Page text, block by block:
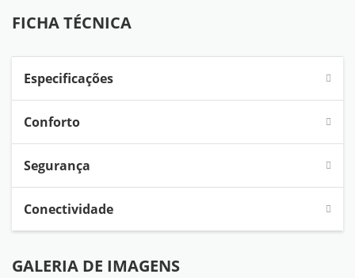
FICHA TÉCNICA
Especificações
Conforto
Segurança
Conectividade
GALERIA DE IMAGENS